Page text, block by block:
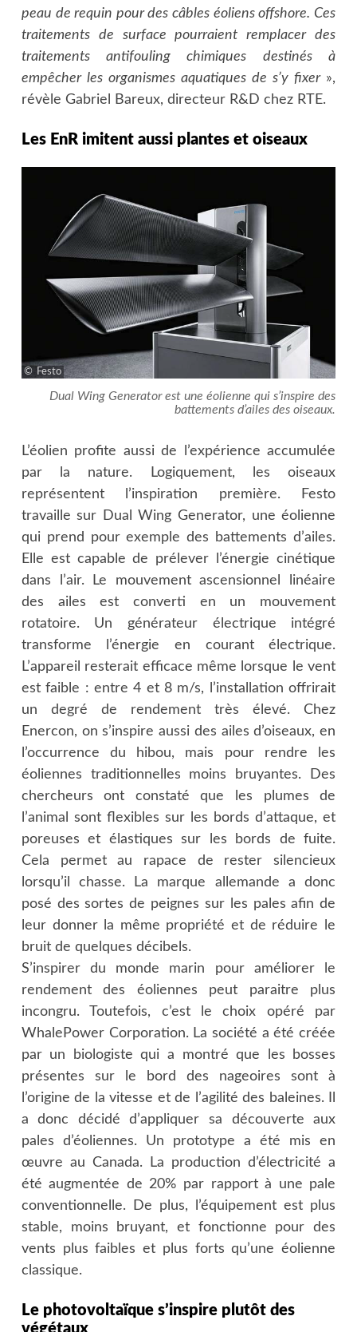
peau de requin pour des câbles éoliens offshore. Ces
traitements de surface pourraient remplacer des
traitements antifouling chimiques destinés à
empêcher les organismes aquatiques de s’y fixer »,
révèle Gabriel Bareux, directeur R&D chez RTE.
Les EnR imitent aussi plantes et oiseaux
Festo
Dual Wing Generator est une éolienne qui s’inspire des
battements d’ailes des oiseaux.
L’éolien profite aussi de l’expérience accumulée
par la nature. Logiquement, les oiseaux
représentent l’inspiration première. Festo
travaille sur Dual Wing Generator, une éolienne
qui prend pour exemple des battements d’ailes.
Elle est capable de prélever l’énergie cinétique
dans l’air. Le mouvement ascensionnel linéaire
des ailes est converti en un mouvement
rotatoire. Un générateur électrique intégré
transforme l’énergie en courant électrique.
L’appareil resterait efficace même lorsque le vent
est faible : entre 4 et 8 m/s, l’installation offrirait
un degré de rendement très élevé. Chez
Enercon, on s’inspire aussi des ailes d’oiseaux, en
l’occurrence du hibou, mais pour rendre les
éoliennes traditionnelles moins bruyantes. Des
chercheurs ont constaté que les plumes de
l’animal sont flexibles sur les bords d’attaque, et
poreuses et élastiques sur les bords de fuite.
Cela permet au rapace de rester silencieux
lorsqu’il chasse. La marque allemande a donc
posé des sortes de peignes sur les pales afin de
leur donner la même propriété et de réduire le
bruit de quelques décibels.
S’inspirer du monde marin pour améliorer le
rendement des éoliennes peut paraitre plus
incongru. Toutefois, c’est le choix opéré par
WhalePower Corporation. La société a été créée
par un biologiste qui a montré que les bosses
présentes sur le bord des nageoires sont à
l’origine de la vitesse et de l’agilité des baleines. Il
a donc décidé d’appliquer sa découverte aux
pales d’éoliennes. Un prototype a été mis en
œuvre au Canada. La production d’électricité a
été augmentée de 20% par rapport à une pale
conventionnelle. De plus, l’équipement est plus
stable, moins bruyant, et fonctionne pour des
vents plus faibles et plus forts qu’une éolienne
classique.
Le photovoltaïque s’inspire plutôt des
végétaux